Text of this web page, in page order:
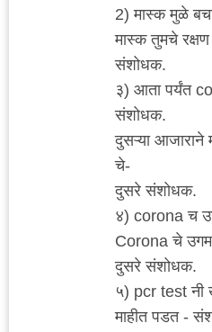
2) मास्क मुळे
मास्क तुमचे
संशोधक.
३) आता पर्यंत
संशोधक.
दुसऱ्या
चे-
दुसरे संशोधक.
४) corona च
Corona चे उगम
दुसरे संशोधक.
५) pcr test नी
माहीत पडत -